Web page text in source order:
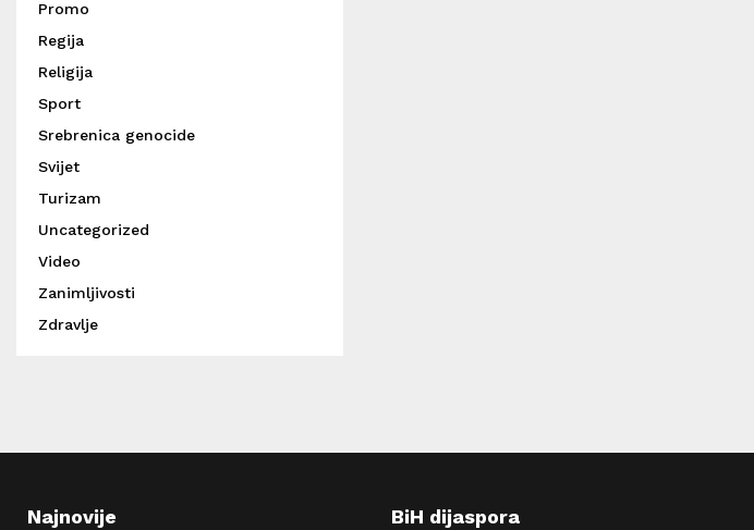
Promo
Regija
Religija
Sport
Srebrenica genocide
Svijet
Turizam
Uncategorized
Video
Zanimljivosti
Zdravlje
Najnovije BiH dijaspora